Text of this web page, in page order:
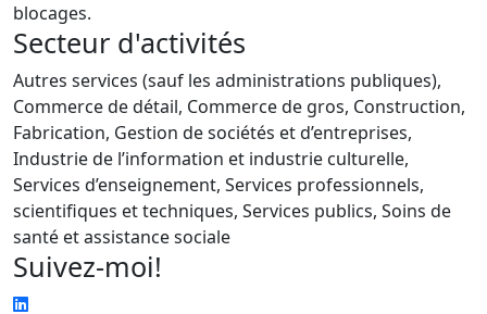
blocages.
Secteur d'activités
Autres services (sauf les administrations publiques),
Commerce de détail, Commerce de gros, Construction,
Fabrication, Gestion de sociétés et d’entreprises,
Industrie de l’information et industrie culturelle,
Services d’enseignement, Services professionnels,
scientifiques et techniques, Services publics, Soins de
santé et assistance sociale
Suivez-moi!